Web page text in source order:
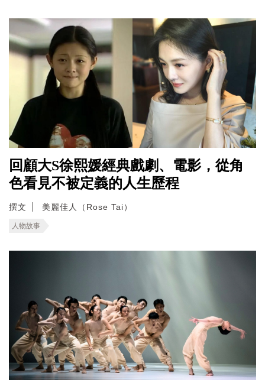
回顧大S徐熙媛經典戲劇、電影，從角
色看見不被定義的人生歷程
撰文 美麗佳人（Rose Tai）
人物故事